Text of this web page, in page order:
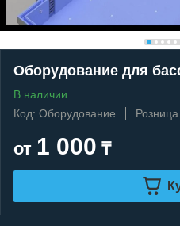
Оборудование для
В наличии
Код: Оборудование
Розница
от 1 000 ₸